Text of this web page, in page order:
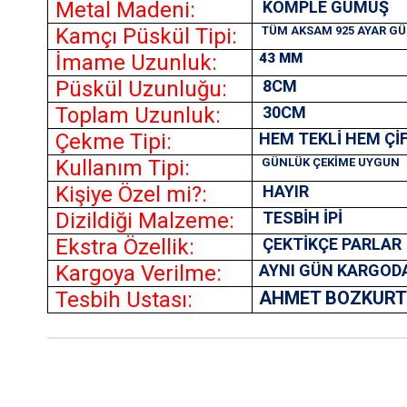
Metal Madeni: KOMPLE GÜMÜŞ
Kamçı Püskül Tipi: TÜM AKSAM 925 AYAR
İmame Uzunluk: 43 MM
Püskül Uzunluğu: 8CM
Toplam Uzunluk: 30CM
Çekme Tipi: HEM TEKLİ HEM
Kullanım Tipi: GÜNLÜK ÇEKİME UYGUN
Kişiye Özel mi?: HAYIR
Dizildiği Malzeme: TESBİH İPİ
Ekstra Özellik: ÇEKTİKÇE PARLAR
Kargoya Verilme: AYNI GÜN
Tesbih Ustası: AHMET BOZKURT